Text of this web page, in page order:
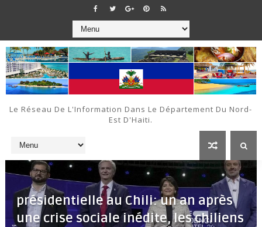
Le Réseau De L'Information Dans Le Département Du Nord-
Est D'Haiti.
présidentielle au Chili: un an après
une crise sociale inédite, les chiliens